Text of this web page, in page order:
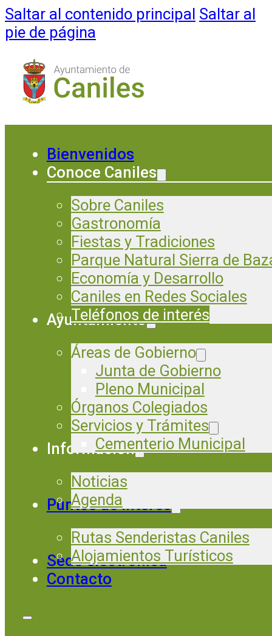
Saltar al contenido principal Saltar al
pie de página
Bienvenidos
Conoce Caniles
Sobre Caniles
Gastronomía
Fiestas y Tradiciones
Parque Natural Sierra de
Economía y Desarrollo
Caniles en Redes Sociales
Teléfonos de interés
Ayuntamiento
Áreas de Gobierno
Junta de Gobierno
Pleno Municipal
Órganos Colegiados
Servicios y Trámites
Cementerio Municipal
Información
Noticias
Agenda
Puntos de Interés
Rutas Senderistas Caniles
Alojamientos Turísticos
Sede electrónica
Contacto